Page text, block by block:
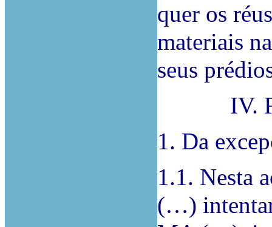
quer os
materiais
seus
IV.
1. Da
1.1. Nesta
(…)